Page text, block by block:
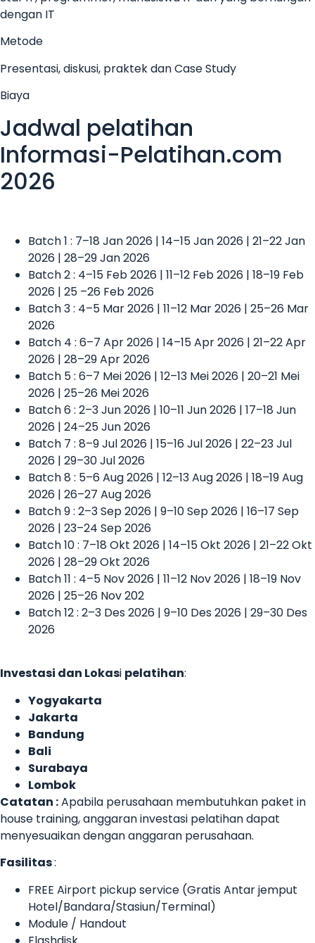
dengan IT
Metode
Presentasi, diskusi, praktek dan Case Study
Biaya
Jadwal pelatihan
Informasi-Pelatihan.com
2026
Batch 1 : 7–18 Jan 2026 | 14–15 Jan 2026 | 21–22 Jan
2026 | 28–29 Jan 2026
Batch 2 : 4–15 Feb 2026 | 11–12 Feb 2026 | 18–19 Feb
2026 | 25 –26 Feb 2026
Batch 3 : 4–5 Mar 2026 | 11–12 Mar 2026 | 25–26 Mar
2026
Batch 4 : 6–7 Apr 2026 | 14–15 Apr 2026 | 21–22 Apr
2026 | 28–29 Apr 2026
Batch 5 : 6–7 Mei 2026 | 12–13 Mei 2026 | 20–21 Mei
2026 | 25–26 Mei 2026
Batch 6 : 2–3 Jun 2026 | 10–11 Jun 2026 | 17–18 Jun
2026 | 24–25 Jun 2026
Batch 7 : 8–9 Jul 2026 | 15–16 Jul 2026 | 22–23 Jul
2026 | 29–30 Jul 2026
Batch 8 : 5–6 Aug 2026 | 12–13 Aug 2026 | 18–19 Aug
2026 | 26–27 Aug 2026
Batch 9 : 2–3 Sep 2026 | 9–10 Sep 2026 | 16–17 Sep
2026 | 23–24 Sep 2026
Batch 10 : 7–18 Okt 2026 | 14–15 Okt 2026 | 21–22 Okt
2026 | 28–29 Okt 2026
Batch 11 : 4–5 Nov 2026 | 11–12 Nov 2026 | 18–19 Nov
2026 | 25–26 Nov 202
Batch 12 : 2–3 Des 2026 | 9–10 Des 2026 | 29–30 Des
2026
Investasi dan Lokasi pelatihan:
Yogyakarta
Jakarta
Bandung
Bali
Surabaya
Lombok
Catatan :Apabila perusahaan membutuhkan paket in
house training, anggaran investasi pelatihan dapat
menyesuaikan dengan anggaran perusahaan.
Fasilitas:
FREE Airport pickup service (Gratis Antar jemput
Hotel/Bandara/Stasiun/Terminal)
Module / Handout